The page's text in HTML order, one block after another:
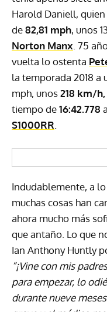
Harold Daniell,
de82,81 mph, unos
Norton Manx . 75
vuelta lo ostenta
la temporada 2018 a
mph, unos218 km/h,
tiempo de16:42.778
S1000RR
Indudablemente, a
muchas cosas han
ahora mucho más
que antaño. Lo que
Ian Anthony Huntly
“¡Vine con mis
para empezar, lo
durante nueve